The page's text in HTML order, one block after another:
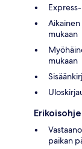
mukaan
mukaan
paikan